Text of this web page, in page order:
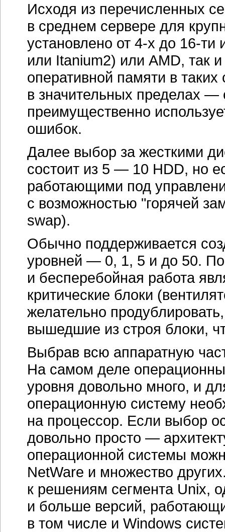
Исходя из перечисленных
в среднем сервере для
установлено от 4-х до 16-ти
или Itanium2) или AMD, так
оперативной памяти в
в значительных пределах —
преимущественно
ошибок.
Далее выбор за жесткими
состоит из 5 — 10 HDD, но
работающими под
с возможностью "горячей
swap).
Обычно поддерживается
уровней — 0, 1, 5 и до 50.
и бесперебойная работа
критические блоки
желательно
вышедшие из строя блоки,
Выбрав всю аппаратную
На самом деле
уровня довольно много, и
операционную систему
на процессор. Если выбор
довольно просто —
операционной системы
NetWare и множество
к решениям сегмента Unix,
и больше версий,
в том числе и Windows